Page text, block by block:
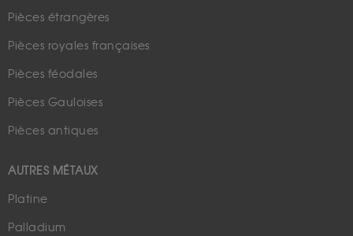
Pièces étrangères
Pièces royales françaises
Pièces féodales
Pièces Gauloises
Pièces antiques
AUTRES MÉTAUX
Platine
Palladium